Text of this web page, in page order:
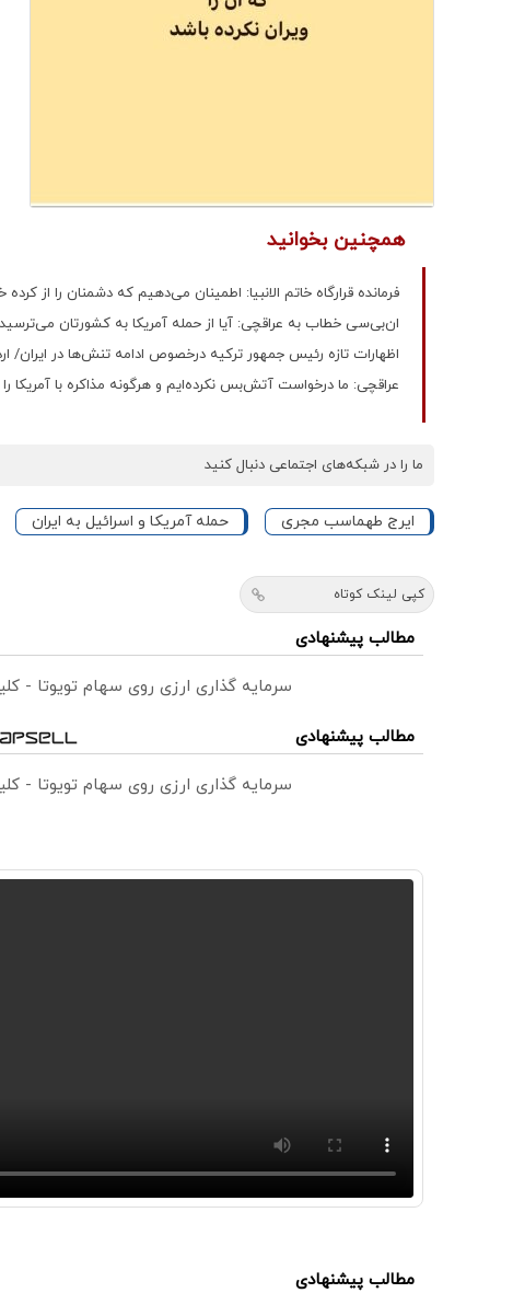
همچنین بخوانید
فرمانده قرارگاه خاتم الانبیا: اطمینان می‌دهیم که دشمنان را از
ان‌بی‌سی خطاب به عراقچی: آیا از حمله آمریکا به کشورتان
اظهارات تازه رئیس جمهور ترکیه درخصوص ادامه تنش‌ها در ایران/
عراقچی: ما درخواست آتش‌بس نکرده‌ایم و هرگونه مذاکره با آمریکا
ما را در شبکه‌های اجتماعی دنبال کنید
ایرج طهماسب مجری حمله آمریکا و اسرائیل به ایران
کپی لینک کوتاه
مطالب پیشنهادی
سرمایه گذاری ارزی روی سهام تویوتا -
مطالب پیشنهادی
سرمایه گذاری ارزی روی سهام تویوتا -
مطالب پیشنهادی